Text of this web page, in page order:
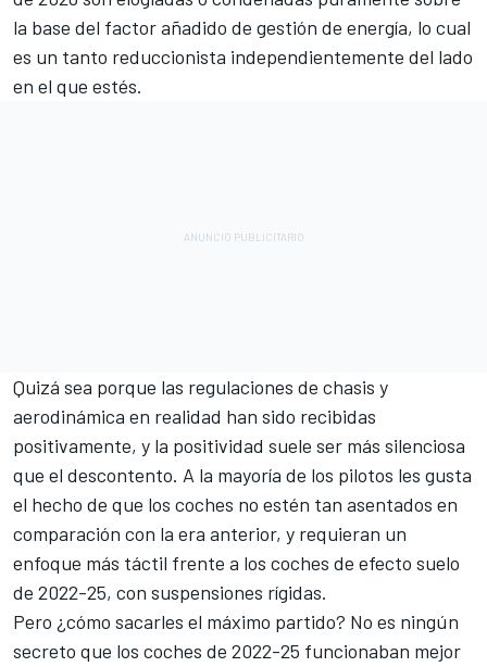
la base del factor añadido de gestión de energía, lo cual
es un tanto reduccionista independientemente del lado
en el que estés.
Quizá sea porque las regulaciones de chasis y
aerodinámica en realidad han sido recibidas
positivamente, y la positividad suele ser más silenciosa
que el descontento. A la mayoría de los pilotos les gusta
el hecho de que los coches no estén tan asentados en
comparación con la era anterior, y requieran un
enfoque más táctil frente a los coches de efecto suelo
de 2022-25, con suspensiones rígidas.
Pero ¿cómo sacarles el máximo partido? No es ningún
secreto que los coches de 2022-25 funcionaban mejor